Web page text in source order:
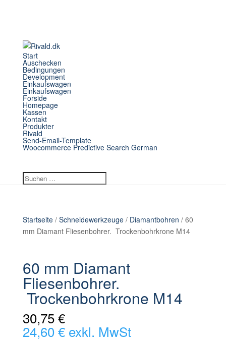
Start
Auschecken
Bedingungen
Development
Einkaufswagen
Einkaufswagen
Forside
Homepage
Kassen
Kontakt
Produkter
Rivald
Send-Email-Template
Woocommerce Predictive Search German
Startseite/ Schneidewerkzeuge/ Diamantbohren / 60
mm Diamant Fliesenbohrer. Trockenbohrkrone M14
60 mm Diamant
Fliesenbohrer.
Trockenbohrkrone M14
30,75 €
24,60 € exkl. MwSt